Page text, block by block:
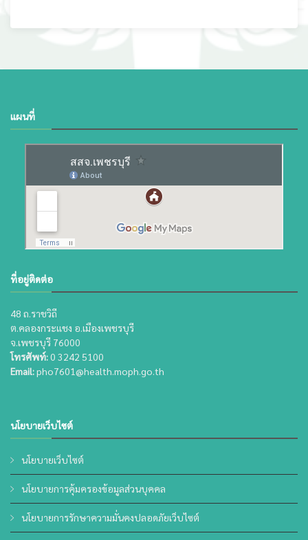
แผนที่
ที่อยู่ติดต่อ
48 ถ.ราชวิถี
ต.คลองกระแชง อ.เมืองเพชรบุรี
จ.เพชรบุรี 76000
โทรศัพท์:0 3242 5100
Email:pho7601@health.moph.go.th
นโยบายเว็บไซต์
นโยบายเว็บไซต์
นโยบายการคุ้มครองข้อมูลส่วนบุคคล
นโยบายการรักษาความมั่นคงปลอดภัยเว็บไซต์